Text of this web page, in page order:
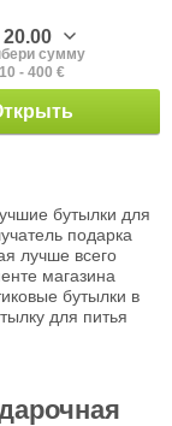
20.00
сумму
10 - 400 €
бутылки для
подарка
лучше всего
магазина
бутылки в
для питья